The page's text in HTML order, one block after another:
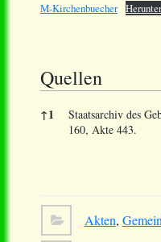
M-Kirchenbuecher
Quellen
↑1
Staatsarchiv des
160, Akte 443.
Akten,